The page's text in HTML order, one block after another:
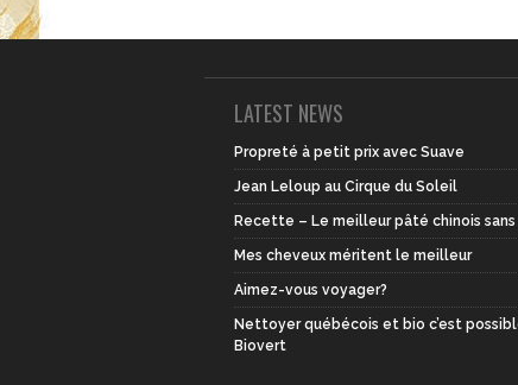
LATEST NEWS
Propreté à petit prix avec Suave
Jean Leloup au Cirque du Soleil
Recette – Le meilleur pâté chinois sans
Mes cheveux méritent le meilleur
Aimez-vous voyager?
Nettoyer québécois et bio c’est
Biovert